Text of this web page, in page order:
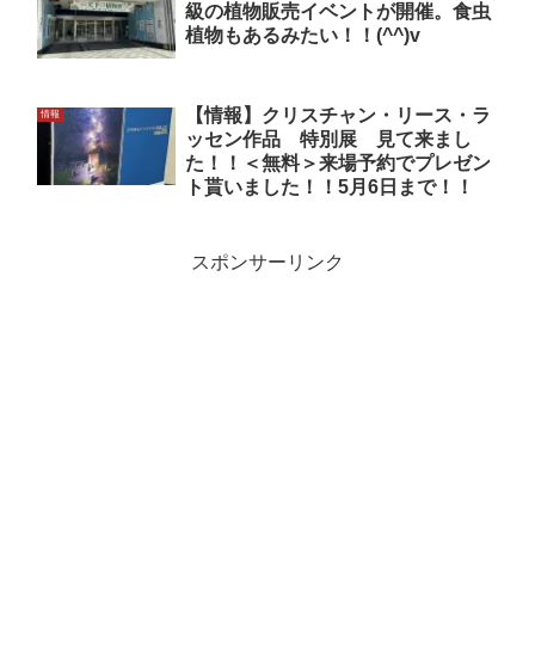
級の植物販売イベントが開催。食虫
植物もあるみたい！！(^^)v
情報
【情報】クリスチャン・リース・ラ
ッセン作品 特別展 見て来まし
た！！＜無料＞来場予約でプレゼン
ト貰いました！！5月6日まで！！
スポンサーリンク